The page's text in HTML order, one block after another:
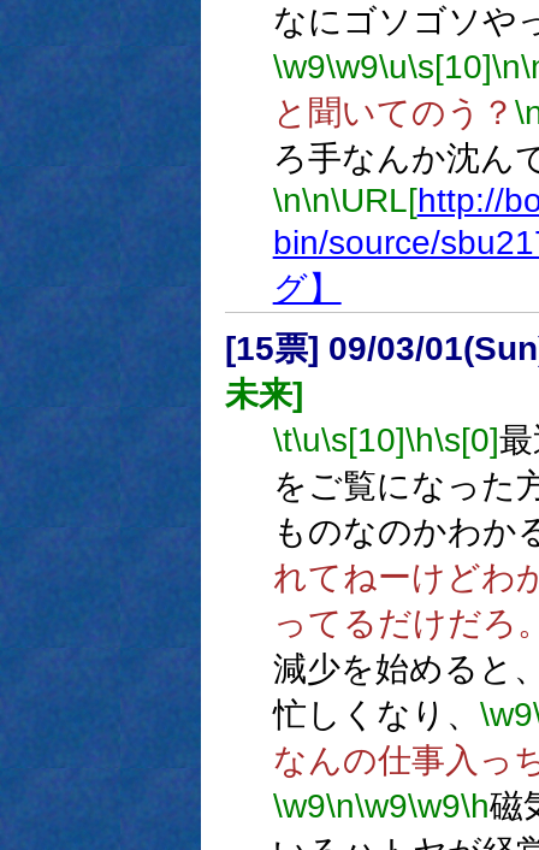
なにゴソゴソや
\w9\w9\u\s[10]\n
と聞いてのう？
ろ手なんか沈ん
\n\n\URL[http://
bin/source/
グ】
[15票] 09/03/
未来]
\t\u\s[10]\h\s[0]
をご覧になった
ものなのかわか
れてねーけどわ
ってるだけだろ
減少を始めると
忙しくなり、 \w9
なんの仕事入っ
\w9\n\w9\w9\h磁